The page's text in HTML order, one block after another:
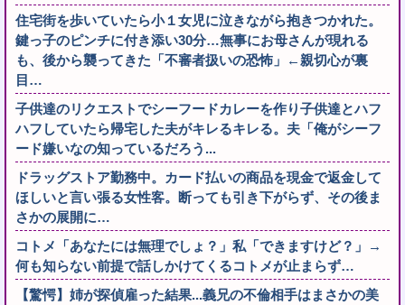
住宅街を歩いていたら小１女児に泣きながら抱きつかれた。
鍵っ子のピンチに付き添い30分…無事にお母さんが現れる
も、後から襲ってきた「不審者扱いの恐怖」←親切心が裏
目…
子供達のリクエストでシーフードカレーを作り子供達とハフ
ハフしていたら帰宅した夫がキレるキレる。夫「俺がシーフ
ード嫌いなの知っているだろう...
ドラッグストア勤務中。カード払いの商品を現金で返金して
ほしいと言い張る女性客。断っても引き下がらず、その後ま
さかの展開に…
コトメ「あなたには無理でしょ？」私「できますけど？」→
何も知らない前提で話しかけてくるコトメが止まらず…
【驚愕】姉が探偵雇った結果...義兄の不倫相手はまさかの美